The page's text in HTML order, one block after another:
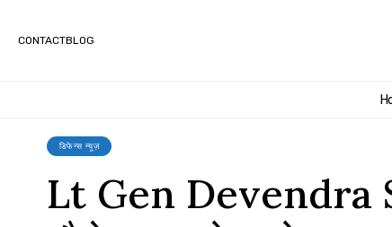
CONTACTBLOG
डिफेन्स न्यूज़
Lt Gen Devendra